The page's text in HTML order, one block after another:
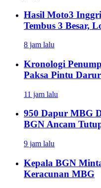
Hasil Moto3
Tembus 3 Besar,
8 jam lalu
Kronologi
Paksa Pintu
11 jam lalu
950 Dapur MBG
BGN Ancam
9 jam lalu
Kepala BGN
Keracunan MBG